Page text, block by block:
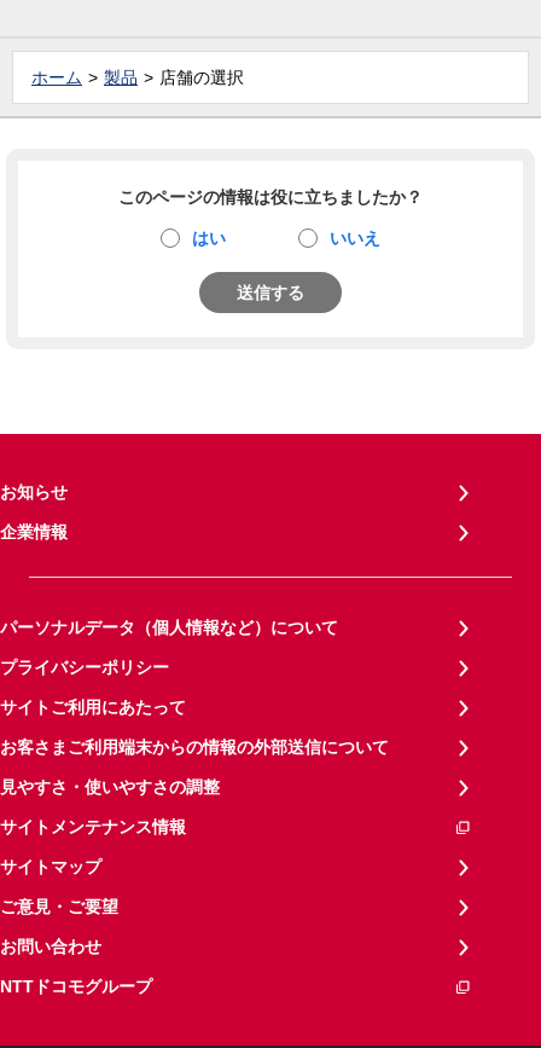
ホーム 製品 店舗の選択
このページの情報は役に立ちましたか？
はい いいえ
送信する
お知らせ
企業情報
パーソナルデータ（個人情報など）について
プライバシーポリシー
サイトご利用にあたって
お客さまご利用端末からの情報の外部送信について
見やすさ・使いやすさの調整
サイトメンテナンス情報
サイトマップ
ご意見・ご要望
お問い合わせ
NTTドコモグループ